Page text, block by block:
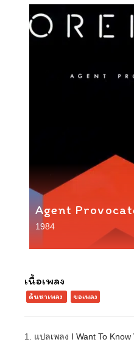
Agent
1984
เนื้อเพลง
ค้นหาเพลง ขอเพลง
1. แปลเพลง I Want To